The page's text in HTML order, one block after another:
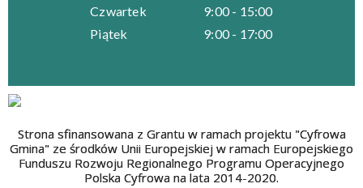
Czwartek
9:00 - 15:00
Piątek
9:00 - 17:00
Strona sfinansowana z Grantu w ramach projektu "Cyfrowa
Gmina" ze środków Unii Europejskiej w ramach Europejskiego
Funduszu Rozwoju Regionalnego Programu Operacyjnego
Polska Cyfrowa na lata 2014-2020.